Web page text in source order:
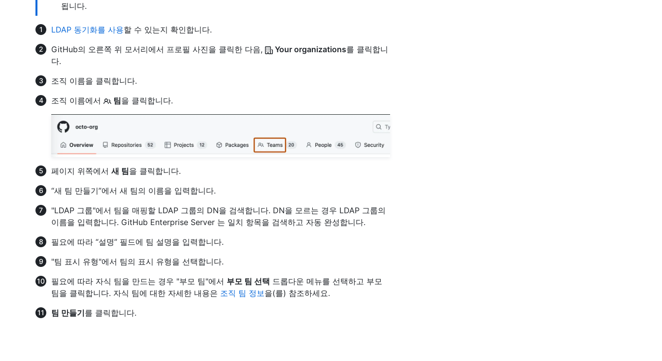
됩니다.
LDAP 동기화를 사용할 수 있는지 확인합니다.
GitHub의 오른쪽 위 모서리에서 프로필 사진을 클릭한 다음,
Your organizations를 클릭합니
다.
조직 이름을 클릭합니다.
조직 이름에서
팀을 클릭합니다.
페이지 위쪽에서 새 팀을 클릭합니다.
“새 팀 만들기”에서 새 팀의 이름을 입력합니다.
"LDAP 그룹"에서 팀을 매핑할 LDAP 그룹의 DN을 검색합니다. DN을 모르는 경우 LDAP 그룹의
이름을 입력합니다. GitHub Enterprise Server 는 일치 항목을 검색하고 자동 완성합니다.
필요에 따라 “설명” 필드에 팀 설명을 입력합니다.
"팀 표시 유형"에서 팀의 표시 유형을 선택합니다.
필요에 따라 자식 팀을 만드는 경우 "부모 팀"에서 부모 팀 선택 드롭다운 메뉴를 선택하고 부모
팀을 클릭합니다. 자식 팀에 대한 자세한 내용은 조직 팀 정보을(를) 참조하세요.
팀 만들기를 클릭합니다.